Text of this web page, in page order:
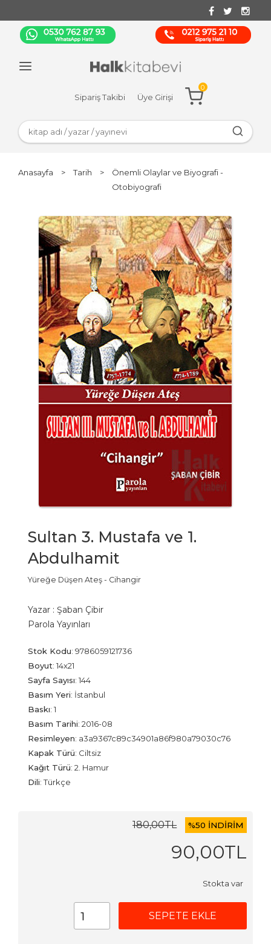
Sipariş Takibi Üye Girişi
0
Anasayfa > Tarih >
Önemli Olaylar ve Biyografi -
Otobiyografi
Sultan 3. Mustafa ve 1.
Abdulhamit
Yüreğe Düşen Ateş - Cihangir
Yazar : Şaban Çibir
Parola Yayınları
Stok Kodu: 9786059121736
Boyut: 14x21
Sayfa Sayısı: 144
Basım Yeri: İstanbul
Baskı: 1
Basım Tarihi: 2016-08
Resimleyen: a3a9367c89c34901a86f980a79030c76
Kapak Türü: Ciltsiz
Kağıt Türü: 2. Hamur
Dili:Türkçe
180,00TL %50 İNDİRİM
90,00TL
Stokta var
SEPETE EKLE